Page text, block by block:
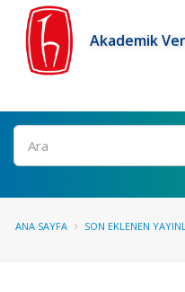
Akademik
Ara
ANA SAYFA SON EKLENEN